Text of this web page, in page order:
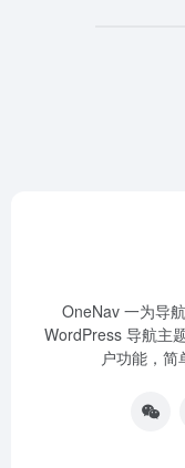
OneNav 一为导
WordPress 导航主
户功能，